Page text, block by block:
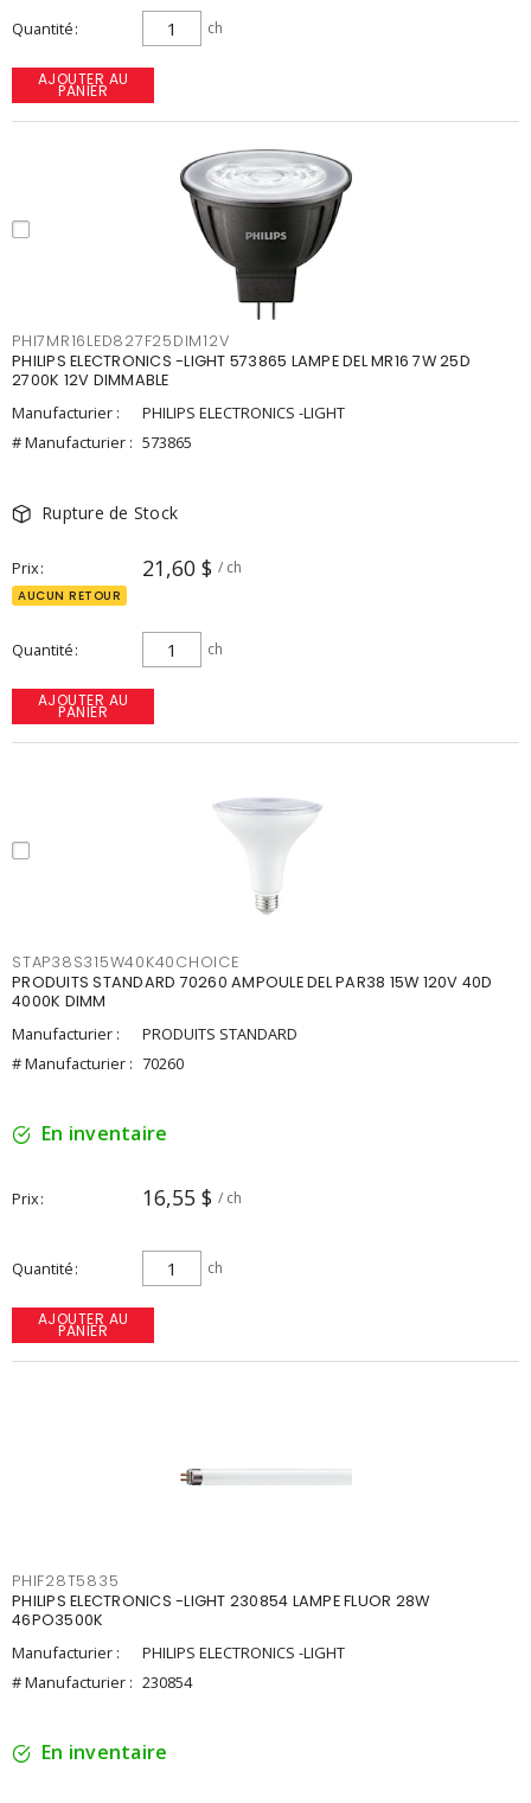
Quantité ch
AJOUTER AU
PANIER
PHI7MR16LED827F25DIM12V
PHILIPS ELECTRONICS -LIGHT 573865 LAMPE DEL MR16 7W 25D
2700K 12V DIMMABLE
Manufacturier :
PHILIPS ELECTRONICS -LIGHT
# Manufacturier : 573865
Rupture de Stock
Prix 21,60 $ / ch
AUCUN RETOUR
Quantité ch
AJOUTER AU
PANIER
STAP38S315W40K40CHOICE
PRODUITS STANDARD 70260 AMPOULE DEL PAR38 15W 120V 40D
4000K DIMM
Manufacturier :
PRODUITS STANDARD
# Manufacturier : 70260
En inventaire
Prix 16,55 $ / ch
Quantité ch
AJOUTER AU
PANIER
PHIF28T5835
PHILIPS ELECTRONICS -LIGHT 230854 LAMPE FLUOR 28W
46PO3500K
Manufacturier :
PHILIPS ELECTRONICS -LIGHT
# Manufacturier : 230854
En inventaire